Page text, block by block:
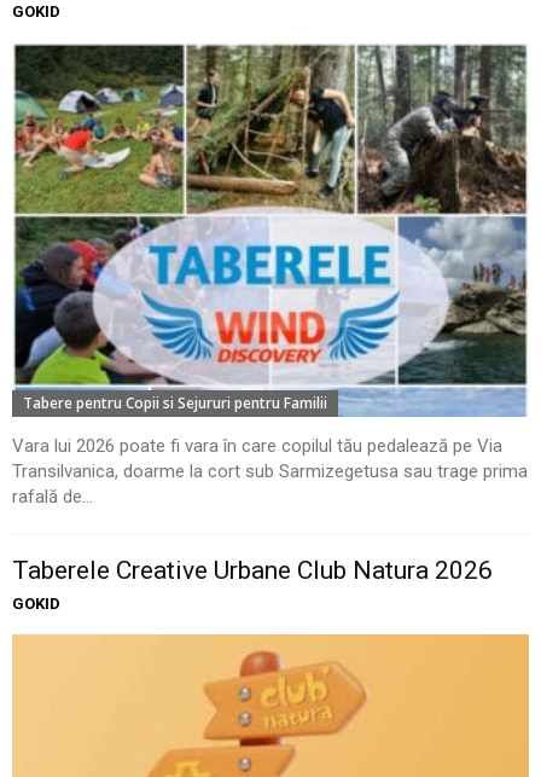
GOKID
Tabere pentru Copii si Sejururi pentru Familii
Vara lui 2026 poate fi vara în care copilul tău pedalează pe Via
Transilvanica, doarme la cort sub Sarmizegetusa sau trage prima
rafală de...
Taberele Creative Urbane Club Natura 2026
GOKID